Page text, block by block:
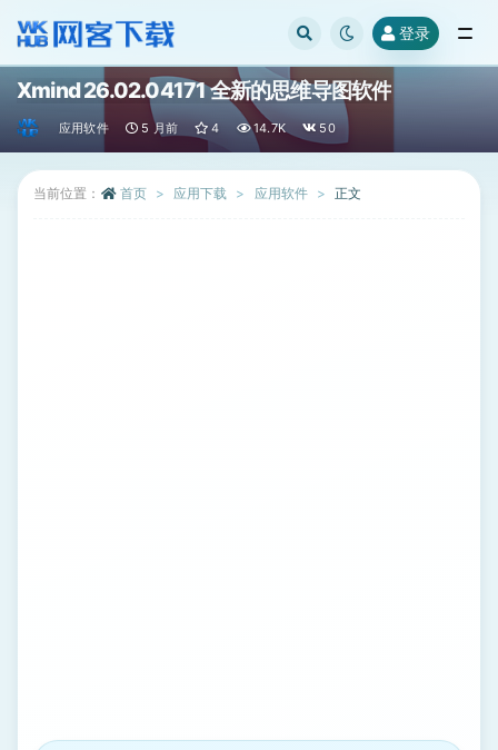
登录
Xmind 26.02.04171 全新的思维导图软件
应用软件 5 月前 4 14.7K 50
当前位置： 首页 应用下载 应用软件 正文
全部